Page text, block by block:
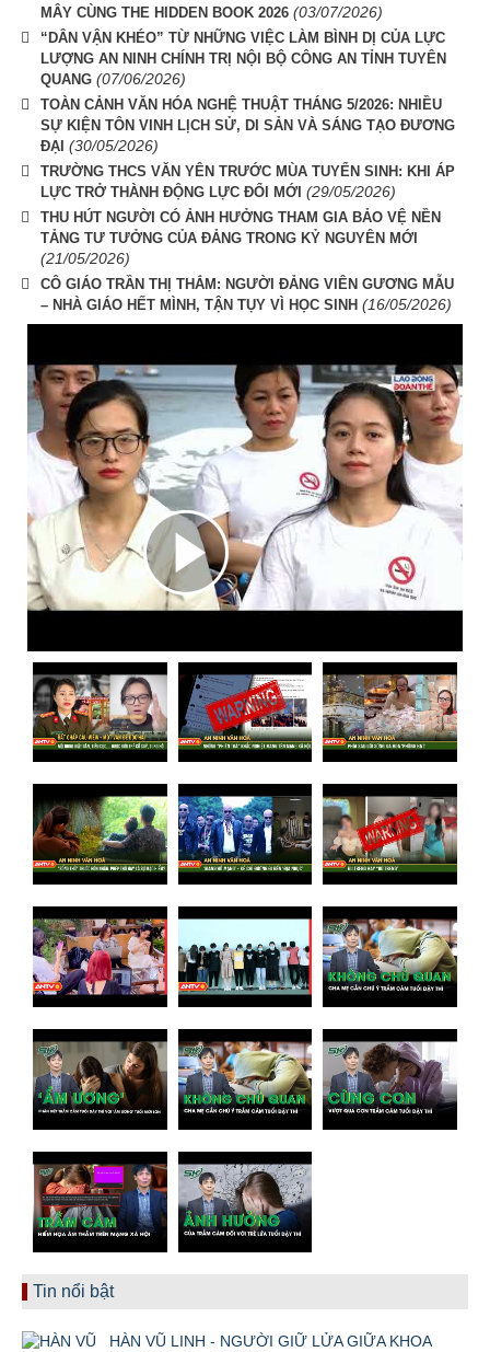
MÂY CÙNG THE HIDDEN BOOK 2026 (03/07/2026)
“DÂN VẬN KHÉO” TỪ NHỮNG VIỆC LÀM BÌNH DỊ CỦA LỰC
LƯỢNG AN NINH CHÍNH TRỊ NỘI BỘ CÔNG AN TỈNH TUYÊN
QUANG (07/06/2026)
TOÀN CẢNH VĂN HÓA NGHỆ THUẬT THÁNG 5/2026: NHIỀU
SỰ KIỆN TÔN VINH LỊCH SỬ, DI SẢN VÀ SÁNG TẠO ĐƯƠNG
ĐẠI (30/05/2026)
TRƯỜNG THCS VĂN YÊN TRƯỚC MÙA TUYỂN SINH: KHI ÁP
LỰC TRỞ THÀNH ĐỘNG LỰC ĐỔI MỚI (29/05/2026)
THU HÚT NGƯỜI CÓ ẢNH HƯỞNG THAM GIA BẢO VỆ NỀN
TẢNG TƯ TƯỞNG CỦA ĐẢNG TRONG KỶ NGUYÊN MỚI
(21/05/2026)
CÔ GIÁO TRẦN THỊ THẮM: NGƯỜI ĐẢNG VIÊN GƯƠNG MẪU
– NHÀ GIÁO HẾT MÌNH, TẬN TỤY VÌ HỌC SINH (16/05/2026)
Tin nổi bật
HÀN VŨ LINH - NGƯỜI GIỮ LỬA GIỮA KHOA